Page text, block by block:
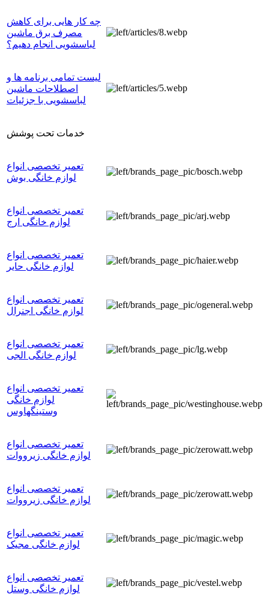
چه کار هایی برای کاهش
مصرف برق ماشین
لباسشویی انجام دهیم؟
لیست تمامی برنامه ها و
اصطلاحات ماشین
لباسشویی با جزئیات
خدمات تحت پوشش
تعمیر تخصصی انواع
لوازم خانگی بوش
تعمیر تخصصی انواع
لوازم خانگی ارج
تعمیر تخصصی انواع
لوازم خانگی حایر
تعمیر تخصصی انواع
لوازم خانگی اجنرال
تعمیر تخصصی انواع
لوازم خانگی الجی
تعمیر تخصصی انواع
لوازم خانگی
وستینگهاوس
تعمیر تخصصی انواع
لوازم خانگی زیرووات
تعمیر تخصصی انواع
لوازم خانگی زیرووات
تعمیر تخصصی انواع
لوازم خانگی مجیک
تعمیر تخصصی انواع
لوازم خانگی وستل